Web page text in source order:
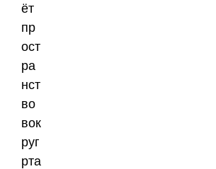
ёт
пр
ост
ра
нст
во
вок
руг
рта